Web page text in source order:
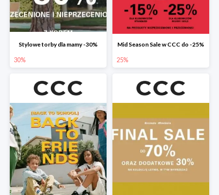
Stylowe torby dla mamy -30%
30%
Mid Season Sale w CCC do -25%
25%